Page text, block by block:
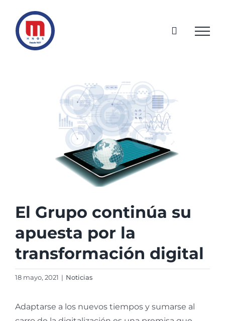
contenido
El Grupo continúa su
apuesta por la
transformación digital
18 mayo, 2021 | Noticias
Adaptarse a los nuevos tiempos y sumarse al